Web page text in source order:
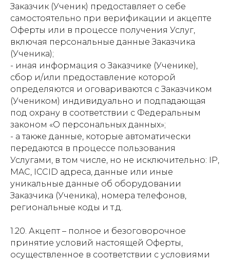
Заказчик (Ученик) предоставляет о себе
самостоятельно при верификации и акцепте
Оферты или в процессе получения Услуг,
включая персональные данные Заказчика
(Ученика);
- иная информация о Заказчике (Ученике),
сбор и/или предоставление которой
определяются и оговариваются с Заказчиком
(Учеником) индивидуально и подпадающая
под охрану в соответствии с Федеральным
законом «О персональных данных»;
- а также данные, которые автоматически
передаются в процессе пользования
Услугами, в том числе, но не исключительно: IP,
MAC, ICCID адреса, данные или иные
уникальные данные об оборудовании
Заказчика (Ученика), номера телефонов,
региональные коды и т.д.
1.20. Акцепт – полное и безоговорочное
принятие условий настоящей Оферты,
осуществленное в соответствии с условиями